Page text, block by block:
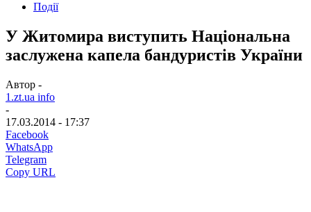
Події
У Житомира виступить Національна
заслужена капела бандуристів України
Автор -
1.zt.ua info
-
17.03.2014 - 17:37
Facebook
WhatsApp
Telegram
Copy URL